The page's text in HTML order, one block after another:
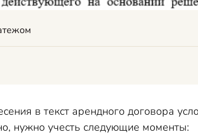
в текст арендного договора
нужно учесть следующие моменты: